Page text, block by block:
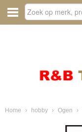
Home › hobby › Ogen ›